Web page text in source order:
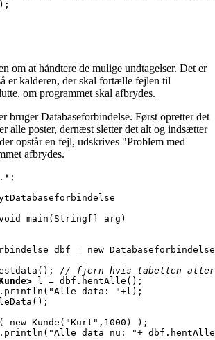
om at håndtere de mulige undtagelser. Det er
er kalderen, der skal fortælle fejlen til
om programmet skal afbrydes.
bruger Databaseforbindelse. Først opretter det
alle poster, dernæst sletter det alt og indsætter
opstår en fejl, udskrives "Problem med
afbrydes.
main(String[] arg)
dbf = new
// fjern hvis tabellen
l = dbf.hentAlle();
data: "+l);
new Kunde("Kurt",1000) );
data nu: "+